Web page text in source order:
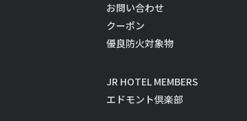
お問い合わせ
クーポン
優良防火対象物
JR HOTEL MEMBERS
エドモント倶楽部